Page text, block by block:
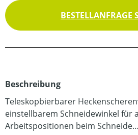
BESTELLANFRAGE
Beschreibung
Teleskopbierbarer
einstellbarem Schneidewinkel für
Arbeitspositionen beim Schneide…